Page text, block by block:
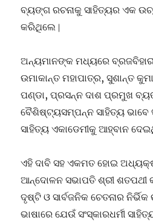
ବ୍ୟଙ୍ଗ ରଚନାକୁ ସାହିତ୍ୟର ଏକ
କରିଥିଲେ ∣
ଅନ୍ୟମାନଙ୍କ ମଧ୍ୟରେ
ଉମାକାନ୍ତ ମହାପାତ୍ର, ସୁଶାନ୍ତ
ପଣ୍ଡା, ପ୍ରସନ୍ନ ଦାଶ ପ୍ରମୁଖ
ବୈଶିଷ୍ଟ୍ୟସମ୍ପନ୍ନ ସାହିତ୍ୟ ଭାବେ
ସାହିତ୍ୟ ଏକାଡେମୀକୁ ଆହ୍ବାନ
ଏହି ଦାବି ସହ ଏକମତ ହୋଇ
ଆନ୍ଦୋଳନ ସଭାପତି ଶ୍ରୀ ଶତପଥୀ
ଦୃଷ୍ଟି ଓ ସାର୍ବଜନିକ ଚେତନାର
ଭାଷାରେ ଯେଉଁ ସଂସ୍କାରଧର୍ମୀ